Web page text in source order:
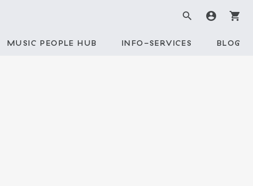
search account_circle shopping_cart
MUSIC PEOPLE HUB INFO-SERVICES BLOG